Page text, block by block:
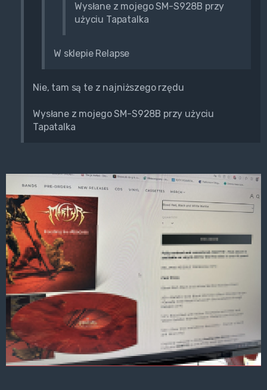
Wysłane z mojego SM-S928B przy
użyciu Tapatalka
W sklepie Relapse
Nie, tam są te z najniższego rzędu
Wysłane z mojego SM-S928B przy użyciu
Tapatalka